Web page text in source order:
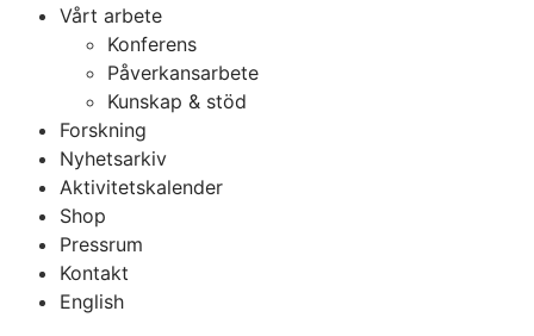
Vårt arbete
Konferens
Påverkansarbete
Kunskap & stöd
Forskning
Nyhetsarkiv
Aktivitetskalender
Shop
Pressrum
Kontakt
English